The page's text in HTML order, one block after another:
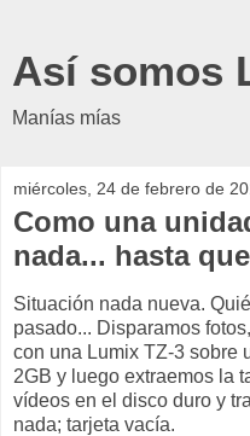
Así somos
Manías mías
miércoles, 24 de febrero de
Como una
nada... hasta
Situación nada nueva.
pasado... Disparamos
con una Lumix TZ-3 sobre
2GB y luego extraemos la
vídeos en el disco duro y
nada; tarjeta vacía.